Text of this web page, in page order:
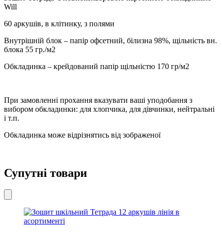
асортименті
кількість
Will
60 аркушів, в клітинку, з полями
Внутрішній блок – папір офсетний, білизна 98%, щільність вн.
блока 55 гр./м2
Обкладинка – крейдований папір щільністю 170 гр/м2
При замовленні прохання вказувати ваші уподобання з
вибором обкладинки: для хлопчика, для дівчинки, нейтральні
і т.п.
Обкладинка може відрізнятись від зображеної
Супутні товари